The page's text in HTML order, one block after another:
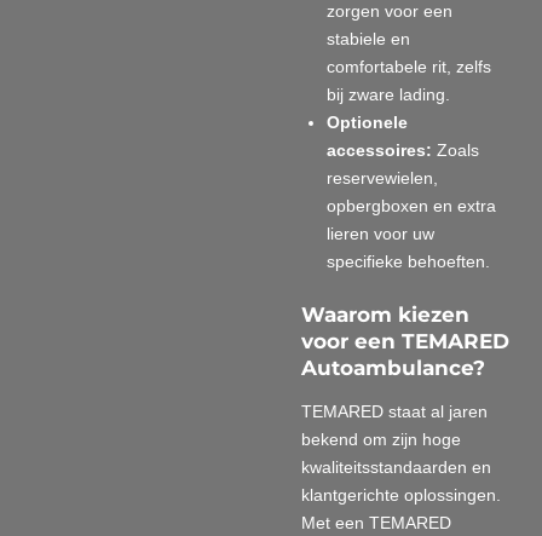
zorgen voor een
stabiele en
comfortabele rit, zelfs
bij zware lading.
Optionele
accessoires: Zoals
reservewielen,
opbergboxen en extra
lieren voor uw
specifieke behoeften.
Waarom kiezen
voor een TEMARED
Autoambulance?
TEMARED staat al jaren
bekend om zijn hoge
kwaliteitsstandaarden en
klantgerichte oplossingen.
Met een TEMARED